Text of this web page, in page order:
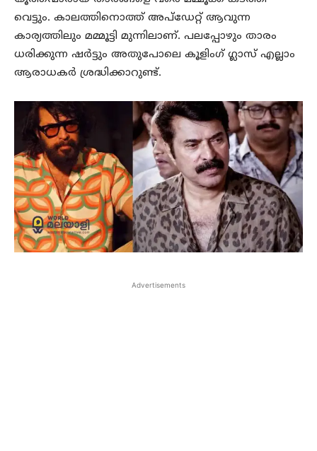
വെട്ടും. കാലത്തിനൊത്ത് അപ്‌ഡേറ്റ് ആവുന്ന
കാര്യത്തിലും മമ്മൂട്ടി മുന്നിലാണ്. പലപ്പോഴും താരം
ധരിക്കുന്ന ഷർട്ടും അതുപോലെ കൂളിംഗ് ഗ്ലാസ് എല്ലാം
ആരാധകർ ശ്രദ്ധിക്കാറുണ്ട്.
Advertisements